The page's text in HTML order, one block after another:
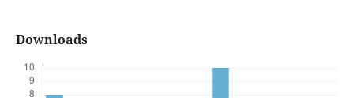
Downloads